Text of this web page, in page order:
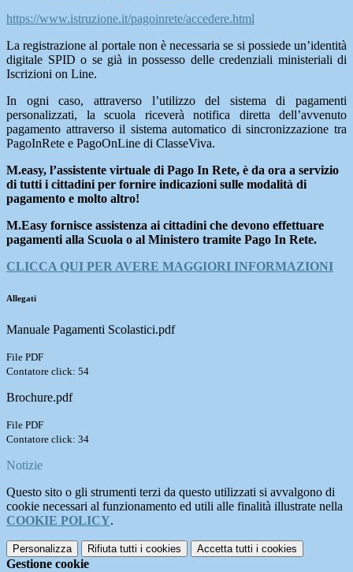
https://www.istruzione.it/pagoinrete/accedere.html
La registrazione al portale non è necessaria se si possiede un’identità
digitale SPID o se già in possesso delle credenziali ministeriali di
Iscrizioni on Line.
In ogni caso, attraverso l’utilizzo del sistema di pagamenti
personalizzati, la scuola riceverà notifica diretta dell’avvenuto
pagamento attraverso il sistema automatico di sincronizzazione tra
PagoInRete e PagoOnLine di ClasseViva.
M.easy, l’assistente virtuale di Pago In Rete, è da ora a servizio
di tutti i cittadini per fornire indicazioni sulle modalità di
pagamento e molto altro!
M.Easy fornisce assistenza ai cittadini che devono effettuare
pagamenti alla Scuola o al Ministero tramite Pago In Rete.
CLICCA QUI PER AVERE MAGGIORI INFORMAZIONI
Allegati
Manuale Pagamenti Scolastici.pdf
File PDF
Contatore click: 54
Brochure.pdf
File PDF
Contatore click: 34
Notizie
Questo sito o gli strumenti terzi da questo utilizzati si avvalgono di
cookie necessari al funzionamento ed utili alle finalità illustrate nella
COOKIE POLICY.
Personalizza Rifiuta tutti i cookies Accetta tutti i cookies
Gestione cookie